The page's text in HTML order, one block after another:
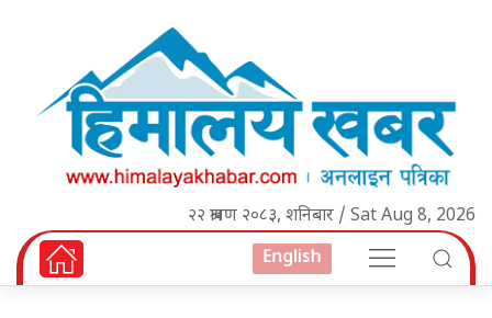
२२ श्रावण २०८३, शनिबार / Sat Aug 8, 2026
English